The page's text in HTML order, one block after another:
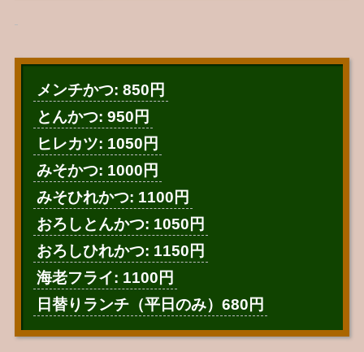
メンチかつ: 850円
とんかつ: 950円
ヒレカツ: 1050円
みそかつ: 1000円
みそひれかつ: 1100円
おろしとんかつ: 1050円
おろしひれかつ: 1150円
海老フライ: 1100円
日替りランチ（平日のみ）680円